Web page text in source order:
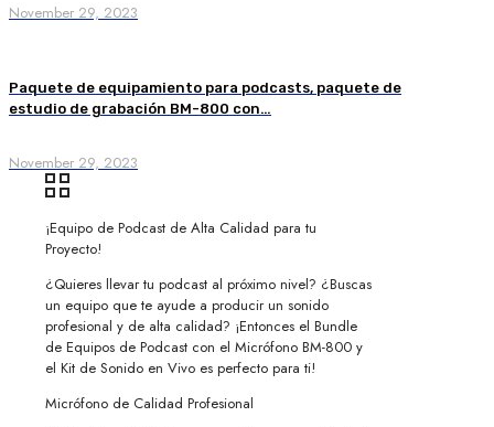
November 29, 2023
Paquete de equipamiento para podcasts, paquete de
estudio de grabación BM-800 con…
November 29, 2023
¡Equipo de Podcast de Alta Calidad para tu
Proyecto!
¿Quieres llevar tu podcast al próximo nivel? ¿Buscas
un equipo que te ayude a producir un sonido
profesional y de alta calidad? ¡Entonces el Bundle
de Equipos de Podcast con el Micrófono BM-800 y
el Kit de Sonido en Vivo es perfecto para ti!
Micrófono de Calidad Profesional